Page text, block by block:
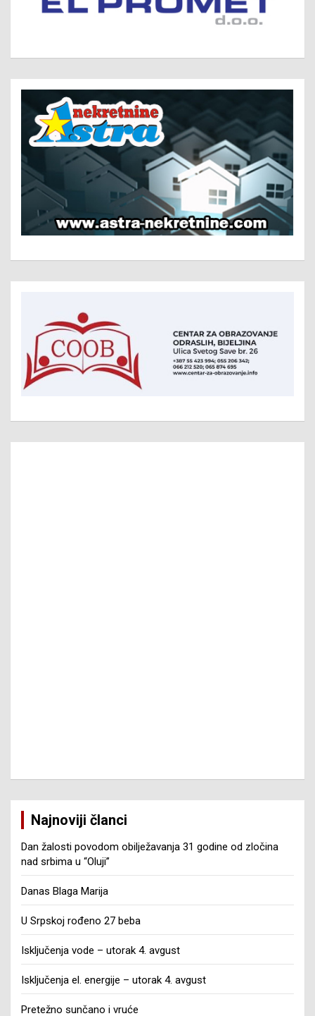
Najnoviji članci
Dan žalosti povodom obilježavanja 31 godine od zločina
nad srbima u “Oluji”
Danas Blaga Marija
U Srpskoj rođeno 27 beba
Isključenja vode – utorak 4. avgust
Isključenja el. energije – utorak 4. avgust
Pretežno sunčano i vruće